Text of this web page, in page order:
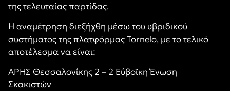
της τελευταίας παρτίδας.
Η αναμέτρηση διεξήχθη μέσω του υβριδικού
συστήματος της πλατφόρμας Tornelo, με το τελικό
αποτέλεσμα να είναι:
ΑΡΗΣ Θεσσαλονίκης 2 – 2 Εύβοϊκη Ένωση
Σκακιστών